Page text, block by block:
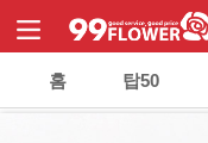
홈 탑50